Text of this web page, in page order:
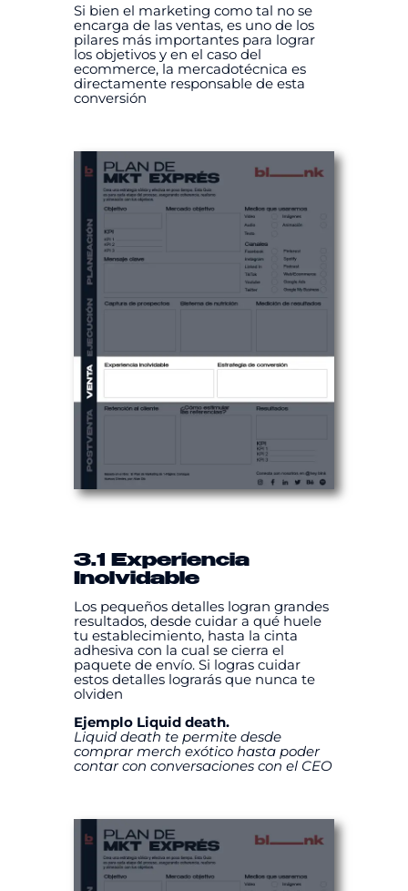
Si bien el marketing como tal no se
encarga de las ventas, es uno de los
pilares más importantes para lograr
los objetivos y en el caso del
ecommerce, la mercadotécnica es
directamente responsable de esta
conversión
3.1 Experiencia
Inolvidable
Los pequeños detalles logran grandes
resultados, desde cuidar a qué huele
tu establecimiento, hasta la cinta
adhesiva con la cual se cierra el
paquete de envío. Si logras cuidar
estos detalles lograrás que nunca te
olviden
Ejemplo Liquid death.
Liquid death te permite desde
comprar merch exótico hasta poder
contar con conversaciones con el CEO